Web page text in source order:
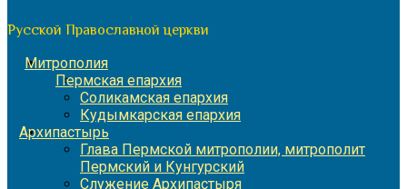
Русской Православной церкви
Митрополия
Пермская епархия
Соликамская епархия
Кудымкарская епархия
Архипастырь
Глава Пермской митрополии, митрополит
Пермский и Кунгурский
Служение Архипастыря